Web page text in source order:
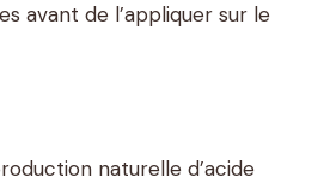
avant de l’appliquer sur le
naturelle d’acide